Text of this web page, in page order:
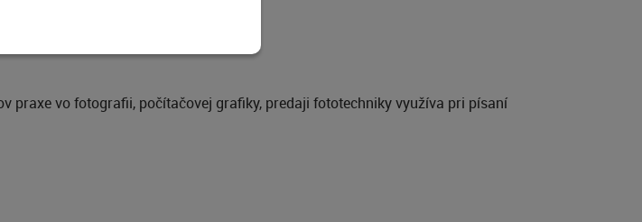
praxe vo fotografii, počítačovej grafiky, predaji fototechniky využíva pri písaní